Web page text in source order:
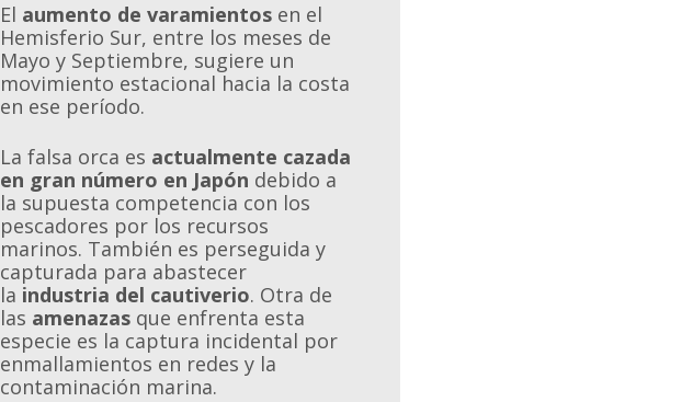
El aumento de varamientos en el
Hemisferio Sur, entre los meses de
Mayo y Septiembre, sugiere un
movimiento estacional hacia la costa
en ese período.
La falsa orca es actualmente cazada
en gran número en Japón debido a
la supuesta competencia con los
pescadores por los recursos
marinos. También es perseguida y
capturada para abastecer
la industria del cautiverio. Otra de
las amenazas que enfrenta esta
especie es la captura incidental por
enmallamientos en redes y la
contaminación marina.